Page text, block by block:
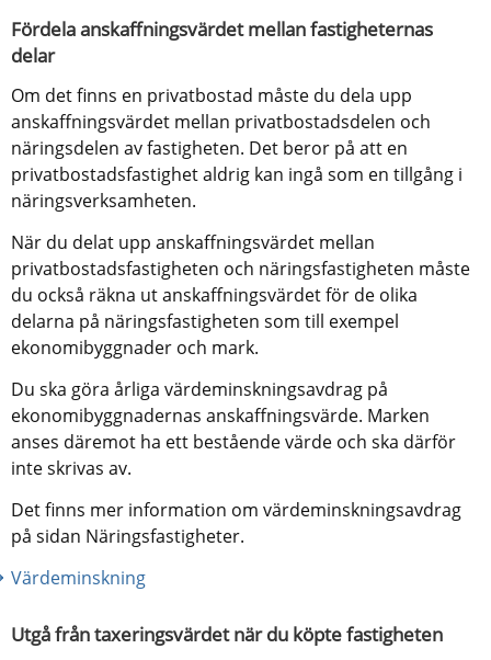
Fördela anskaffningsvärdet mellan fastigheternas
delar
Om det finns en privatbostad måste du dela upp
anskaffningsvärdet mellan privatbostadsdelen och
näringsdelen av fastigheten. Det beror på att en
privatbostadsfastighet aldrig kan ingå som en tillgång i
näringsverksamheten.
När du delat upp anskaffningsvärdet mellan
privatbostadsfastigheten och näringsfastigheten måste
du också räkna ut anskaffningsvärdet för de olika
delarna på näringsfastigheten som till exempel
ekonomibyggnader och mark.
Du ska göra årliga värdeminskningsavdrag på
ekonomibyggnadernas anskaffningsvärde. Marken
anses däremot ha ett bestående värde och ska därför
inte skrivas av.
Det finns mer information om värdeminskningsavdrag
på sidan Näringsfastigheter.
Värdeminskning
Utgå från taxeringsvärdet när du köpte fastigheten